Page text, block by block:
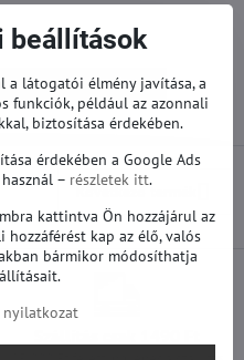
T-con és egyéb | LG TV
Következő termék
beállítások
a látogatói élmény javítása, a
funkciók, például az azonnali
biztosítása érdekében.
érdekében a Google Ads
– részletek itt.
kattintva Ön hozzájárul az
hozzáférést kap az élő, valós
bármikor módosíthatja
nyilatkozat